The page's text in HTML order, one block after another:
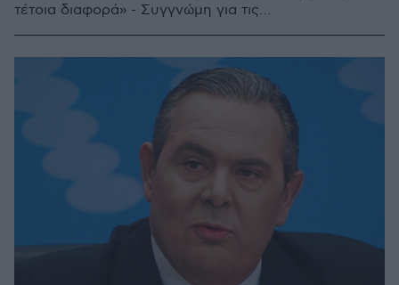
τέτοια διαφορά» - Συγγνώμη για τις